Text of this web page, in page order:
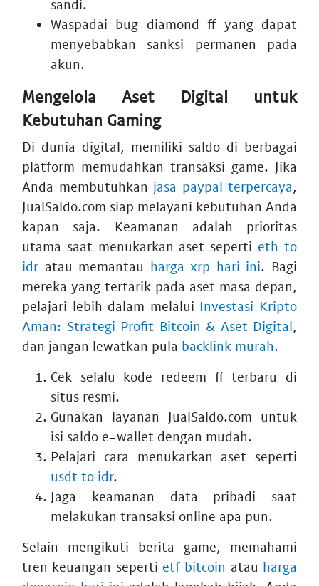
sandi.
Waspadai bug diamond ff yang dapat
menyebabkan sanksi permanen pada
akun.
Mengelola Aset Digital untuk
Kebutuhan Gaming
Di dunia digital, memiliki saldo di berbagai
platform memudahkan transaksi game. Jika
Anda membutuhkan jasa paypal terpercaya,
JualSaldo.com siap melayani kebutuhan Anda
kapan saja. Keamanan adalah prioritas
utama saat menukarkan aset seperti eth to
idr atau memantau harga xrp hari ini. Bagi
mereka yang tertarik pada aset masa depan,
pelajari lebih dalam melalui Investasi Kripto
Aman: Strategi Profit Bitcoin & Aset Digital,
dan jangan lewatkan pula backlink murah.
Cek selalu kode redeem ff terbaru di
situs resmi.
Gunakan layanan JualSaldo.com untuk
isi saldo e-wallet dengan mudah.
Pelajari cara menukarkan aset seperti
usdt to idr.
Jaga keamanan data pribadi saat
melakukan transaksi online apa pun.
Selain mengikuti berita game, memahami
tren keuangan seperti etf bitcoin atau harga